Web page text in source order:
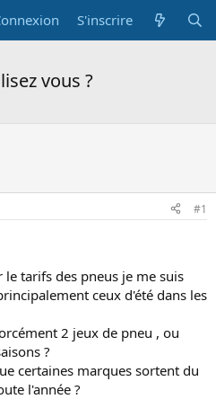
S'inscrire
vous ?
#1
le tarifs des pneus je me suis
ceux d'été dans les
2 jeux de pneu , ou
?
certaines marques sortent du
l'année ?